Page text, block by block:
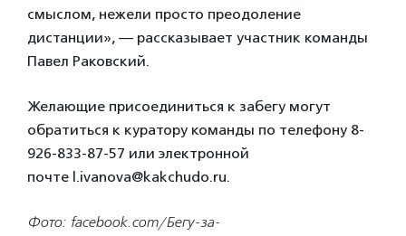
смыслом, нежели просто преодоление
дистанции», — рассказывает участник команды
Павел Раковский.
Желающие присоединиться к забегу могут
обратиться к куратору команды по телефону 8-
926-833-87-57 или электронной
почте l.ivanova@kakchudo.ru.
Фото: facebook.com/Бегу-за-